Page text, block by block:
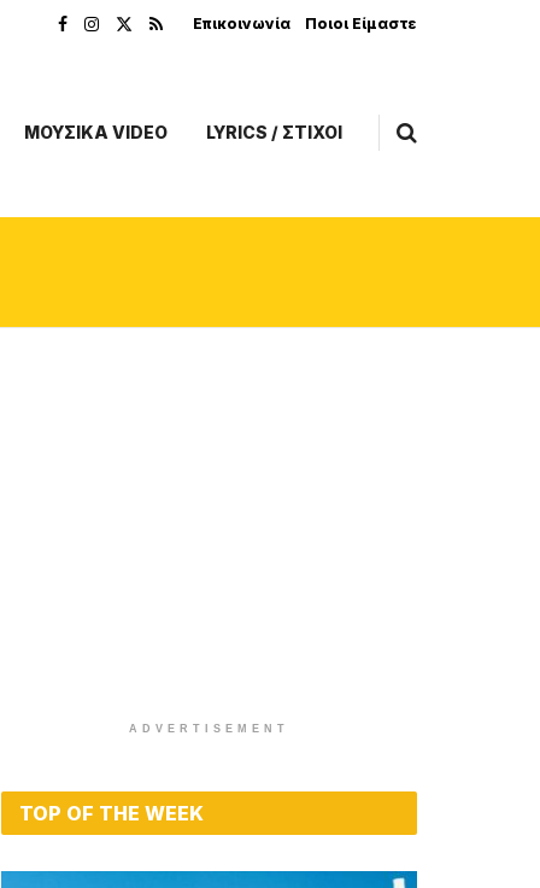
Επικοινωνία Ποιοι Είμαστε
ΜΟΥΣΙΚΑ VIDEO LYRICS / ΣΤΙΧΟΙ
ADVERTISEMENT
TOP OF THE WEEK